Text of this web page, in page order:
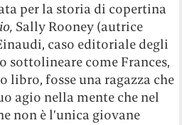
per la storia di copertina
Sally Rooney (autrice
caso editoriale degli
come Frances,
libro, fosse una ragazza che
agio nella mente che nel
non è l’unica giovane